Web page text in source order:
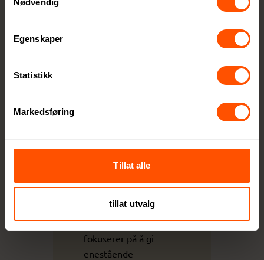
Egenskaper
Statistikk
Markedsføring
Tillat alle
tillat utvalg
med minimal
påvirkning
XD Collection
fokuserer på å gi
enestående